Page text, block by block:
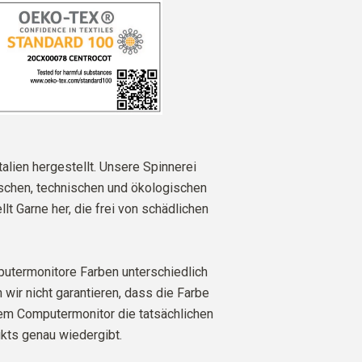
hergestellt. Unsere Spinnerei
technischen und ökologischen
Garne her, die frei von schädlichen
Farben unterschiedlich
wir nicht garantieren, dass die Farbe
Computermonitor die tatsächlichen
genau wiedergibt.